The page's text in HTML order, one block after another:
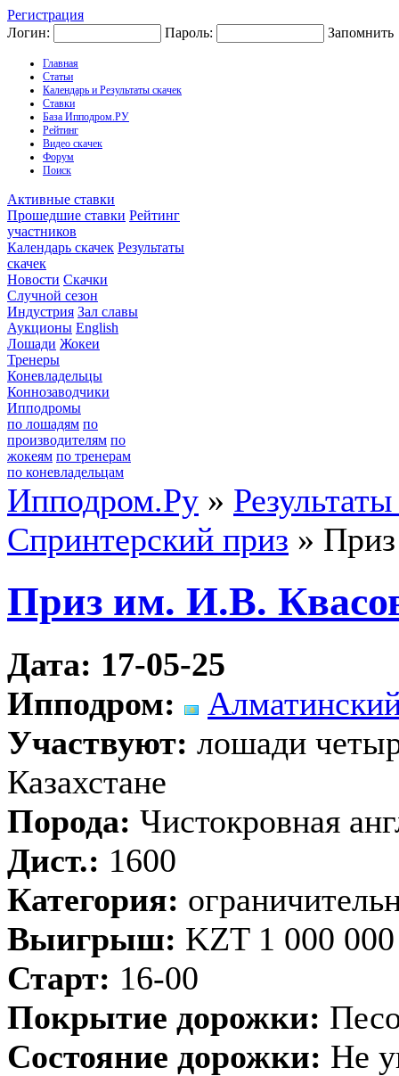
Регистрация
Логин:
Пароль: Запомнить
Главная
Статьи
Календарь и Результаты скачек
Ставки
База Ипподром.РУ
Рейтинг
Видео скачек
Форум
Поиск
Активные ставки
Прошедшие ставки Рейтинг
участников
Календарь скачек Результаты
скачек
Новости Скачки
Случной сезон
Индустрия Зал славы
Аукционы English
Лошади Жокеи
Тренеры
Коневладельцы
Коннозаводчики
Ипподромы
по лошадям по
производителям по
жокеям по тренерам
по коневладельцам
Ипподром.Ру »
Спринтерский приз »
Приз им. И.В.
Дата: 17-05-25
Ипподром:
Участвуют: лошади
Казахстане
Порода: Чистокровная
Дист.: 1600
Категория:
Выигрыш: KZT 1 000 000
Старт: 16-00
Покрытие дорожки:
Состояние дорожки: Не